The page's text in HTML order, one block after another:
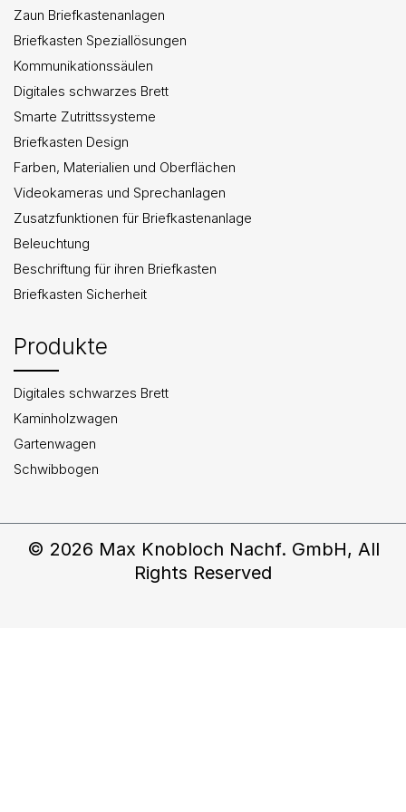
Zaun Briefkastenanlagen
Briefkasten Speziallösungen
Kommunikationssäulen
Digitales schwarzes Brett
Smarte Zutrittssysteme
Briefkasten Design
Farben, Materialien und Oberflächen
Videokameras und Sprechanlagen
Zusatzfunktionen für Briefkastenanlage
Beleuchtung
Beschriftung für ihren Briefkasten
Briefkasten Sicherheit
Produkte
Digitales schwarzes Brett
Kaminholzwagen
Gartenwagen
Schwibbogen
© 2026 Max Knobloch Nachf. GmbH, All
Rights Reserved